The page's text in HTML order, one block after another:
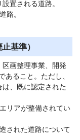
置される道路。
路。
基準）
画整理事業、開発
ること。ただし、
、既に認定された
リアが整備されてい
された道路について